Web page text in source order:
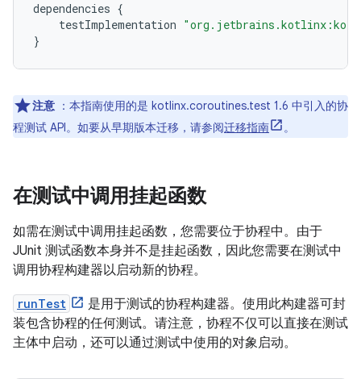
dependencies {
testImplementation
}
注意 ：本指南使用的是 kotlinx.coroutines.test 1.6 中引入的协
程测试 API。如要从早期版本迁移，请参阅迁移指南 。
在测试中调用挂起函数
如需在测试中调用挂起函数，您需要位于协程中。由于
JUnit 测试函数本身并不是挂起函数，因此您需要在测试中
调用协程构建器以启动新的协程。
runTest
是用于测试的协程构建器。使用此构建器可封
装包含协程的任何测试。请注意，协程不仅可以直接在测试
主体中启动，还可以通过测试中使用的对象启动。